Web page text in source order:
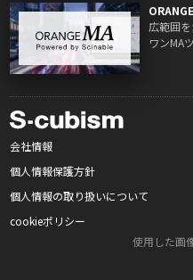
広範囲
ワンMA
会社情報
個人情報保護方針
個人情報の取り扱いについて
cookieポリシー
使用した画